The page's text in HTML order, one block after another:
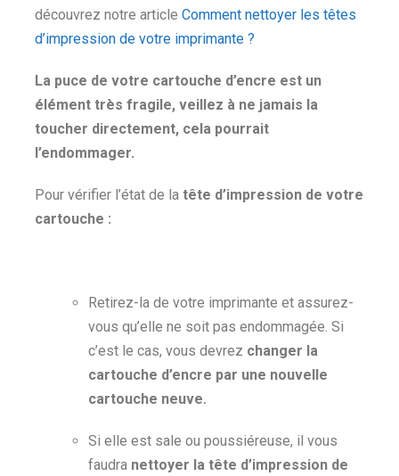
découvrez notre article Comment nettoyer les têtes
d’impression de votre imprimante ?
La puce de votre cartouche d’encre est un
élément très fragile, veillez à ne jamais la
toucher directement, cela pourrait
l’endommager.
Pour vérifier l’état de la tête d’impression de votre
cartouche :
Retirez-la de votre imprimante et assurez-
vous qu’elle ne soit pas endommagée. Si
c’est le cas, vous devrez changer la
cartouche d’encre par une nouvelle
cartouche neuve.
Si elle est sale ou poussiéreuse, il vous
faudra nettoyer la tête d’impression de